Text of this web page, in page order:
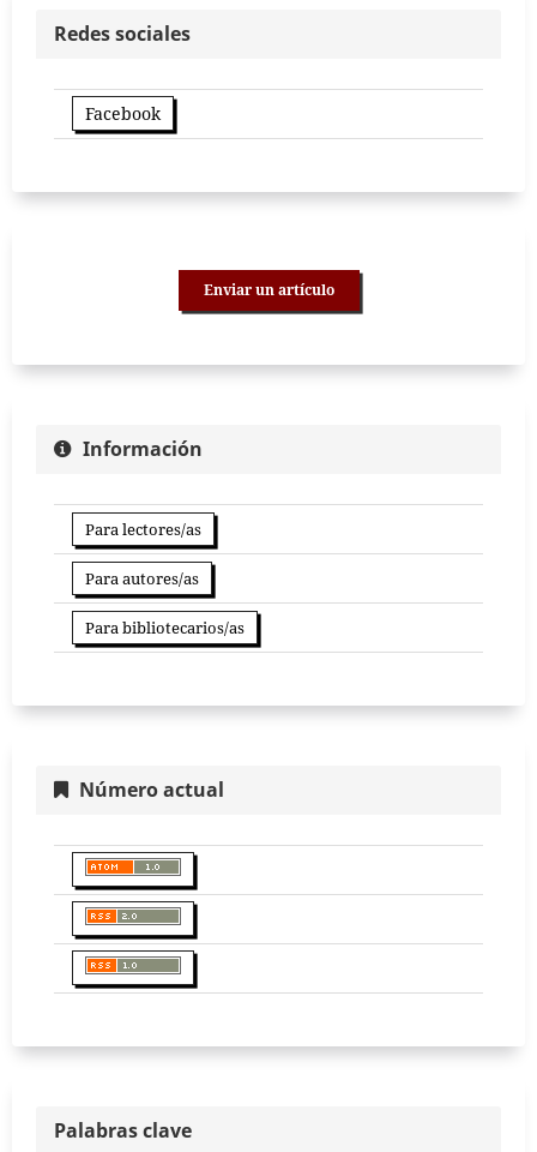
Redes sociales
Facebook
Enviar un artículo
Información
Para lectores/as
Para autores/as
Para bibliotecarios/as
Número actual
Palabras clave